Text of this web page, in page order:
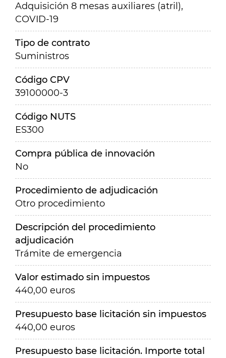
Adquisición 8 mesas auxiliares (atril),
COVID-19
Tipo de contrato
Suministros
Código CPV
39100000-3
Código NUTS
ES300
Compra pública de innovación
No
Procedimiento de adjudicación
Otro procedimiento
Descripción del procedimiento
adjudicación
Trámite de emergencia
Valor estimado sin impuestos
440,00 euros
Presupuesto base licitación sin impuestos
440,00 euros
Presupuesto base licitación. Importe total